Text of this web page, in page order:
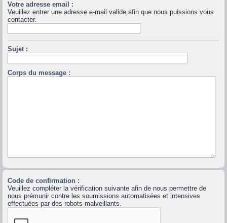
Votre adresse email :
Veuillez entrer une adresse e-mail valide afin que nous puissions vous
contacter.
Sujet :
Corps du message :
Code de confirmation :
Veuillez compléter la vérification suivante afin de nous permettre de
nous prémunir contre les soumissions automatisées et intensives
effectuées par des robots malveillants.